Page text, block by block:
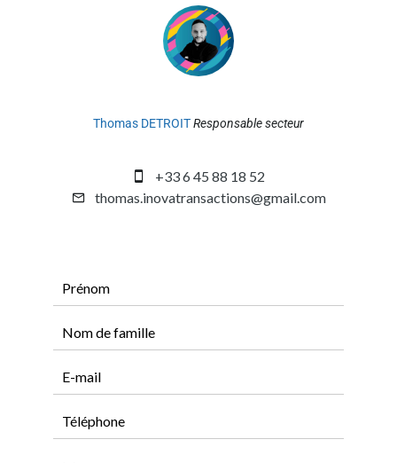
Thomas DETROITResponsable secteur
+33 6 45 88 18 52
thomas.inovatransactions@gmail.com